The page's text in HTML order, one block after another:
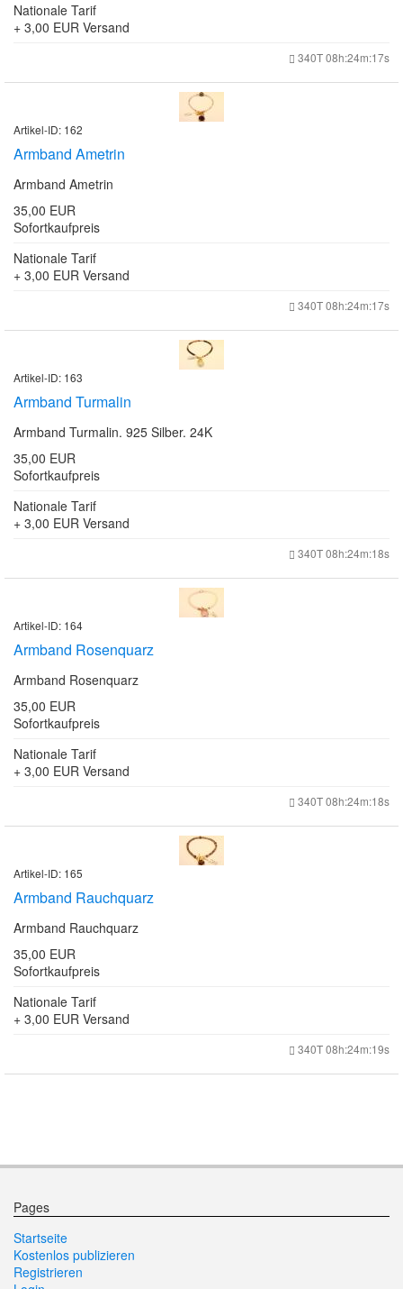
Nationale Tarif
+ 3,00 EUR Versand
340T 08h:24m:17s
Artikel-ID: 162
Armband Ametrin
Armband Ametrin
35,00 EUR
Sofortkaufpreis
Nationale Tarif
+ 3,00 EUR Versand
340T 08h:24m:17s
Artikel-ID: 163
Armband Turmalin
Armband Turmalin. 925 Silber. 24K
35,00 EUR
Sofortkaufpreis
Nationale Tarif
+ 3,00 EUR Versand
340T 08h:24m:18s
Artikel-ID: 164
Armband Rosenquarz
Armband Rosenquarz
35,00 EUR
Sofortkaufpreis
Nationale Tarif
+ 3,00 EUR Versand
340T 08h:24m:18s
Artikel-ID: 165
Armband Rauchquarz
Armband Rauchquarz
35,00 EUR
Sofortkaufpreis
Nationale Tarif
+ 3,00 EUR Versand
340T 08h:24m:19s
Pages
Startseite
Kostenlos publizieren
Registrieren